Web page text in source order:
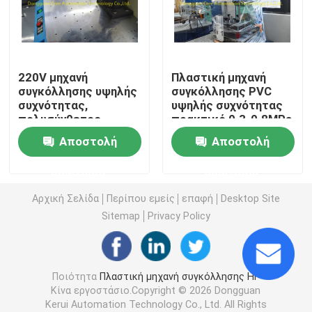
Εξοπλισμός συγκόλλησης υψηλής συχνότητας
Μηχανή συσκευασίας φουσκαλών
Εξοπλισμός συγκόλλησης ραδιοσυχνότητας
αυτόματη σφραγίζοντας μηχανή
Συρρικνωθείτε την τυλίγοντας μηχανή
Μηχανή συσκευασίας τύπων μαξιλαριών
220V μηχανή
συγκόλλησης υψηλής
συχνότητας,
πολυσύνθετος
οξυγονοκολλητής
υφάσματος PVC
Αποστολή
Πλαστική μηχανή
συγκόλλησης PVC
υψηλής συχνότητας
πρακτικό 0.3-0.8MPa
Αποστολή
Αρχική Σελίδα Περίπου εμείς επαφή
Desktop Site
Sitemap
Privacy Policy
Ποιότητα Πλαστική μηχανή συγκόλλησης HF
Κίνα εργοστάσιο.Copyright © 2026 Dongguan
Kerui Automation Technology Co., Ltd. All Rights